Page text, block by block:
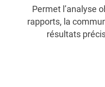
Permet l’analyse
rapports, la
résultats